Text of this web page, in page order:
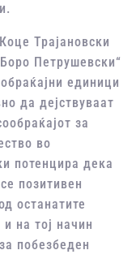
Трајановски
Петрушевски“
единици
да дејствуваат
за
во
потенцира дека
позитивен
останатите
на тој начин
побезбеден